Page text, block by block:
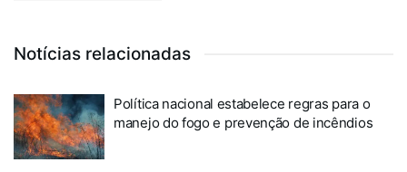
Notícias relacionadas
Política nacional estabelece regras para o
manejo do fogo e prevenção de incêndios